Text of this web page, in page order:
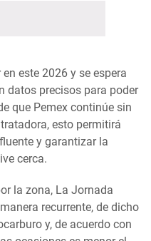
este 2026 y se espera
datos precisos para poder
que Pemex continúe sin
esto permitirá
y garantizar la
cerca.
la zona, La Jornada
recurrente, de dicho
y, de acuerdo con